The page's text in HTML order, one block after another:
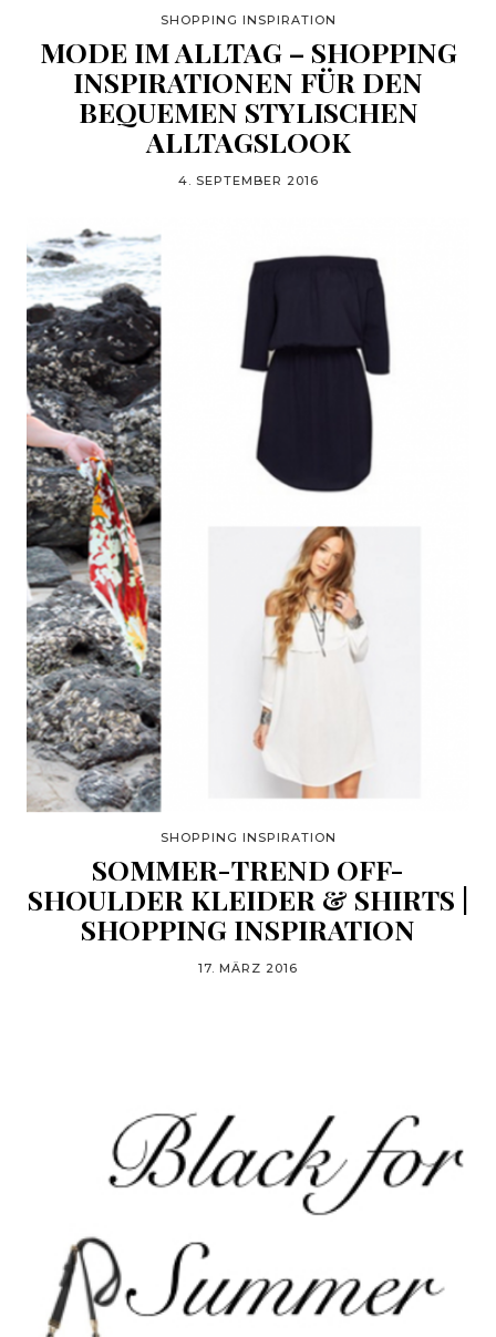
SHOPPING INSPIRATION
MODE IM ALLTAG – SHOPPING
INSPIRATIONEN FÜR DEN
BEQUEMEN STYLISCHEN
ALLTAGSLOOK
4. SEPTEMBER 2016
SHOPPING INSPIRATION
SOMMER-TREND OFF-
SHOULDER KLEIDER & SHIRTS |
SHOPPING INSPIRATION
17. MÄRZ 2016